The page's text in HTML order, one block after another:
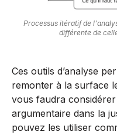
Processus itératif de
différente de
Ces outils d’analyse
remonter à la surface
vous faudra
argumentaire dans la
pouvez les utiliser